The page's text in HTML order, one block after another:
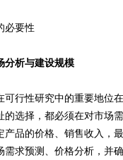
要性
析与建设规模
性研究中的重要地位在
的选择，都必须在对市场
产品的价格、销售收入，
需求预测、价格分析，并确